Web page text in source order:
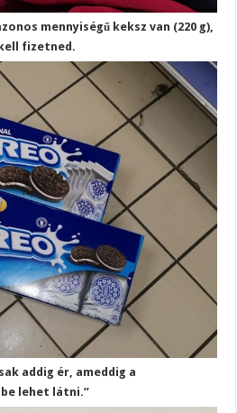
mennyiségű keksz van (220 g),
fizetned.
addig ér, ameddig a
lehet látni.”